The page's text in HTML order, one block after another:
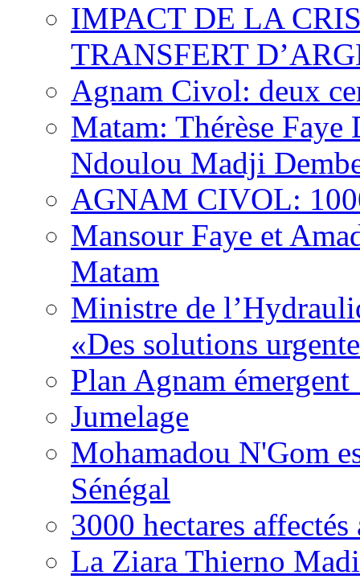
IMPACT DE LA
TRANSFERT
Agnam Civol: deux
Matam: Thérèse
Ndoulou Madji
AGNAM CIVOL:
Mansour Faye et
Matam
Ministre de
«Des solutions
Plan Agnam
Jumelage
Mohamadou N'Gom
Sénégal
3000 hectares
La Ziara Thierno